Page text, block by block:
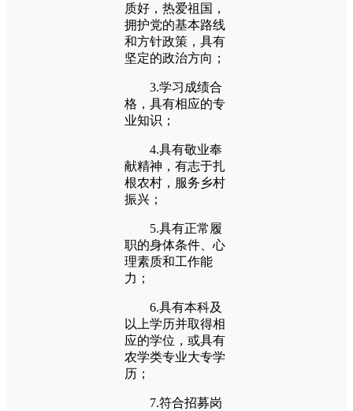
质好，热爱祖国，
拥护党的基本路线
和方针政策，具有
坚定的政治方向；
3.学习成绩合
格，具有相应的专
业知识；
4.具有敬业奉
献精神，有志于扎
根农村，服务乡村
振兴；
5.具有正常履
职的身体条件、心
理素质和工作能
力；
6.具有本科及
以上学历并取得相
应的学位，或具有
农学类专业大专学
历；
7.符合招募岗